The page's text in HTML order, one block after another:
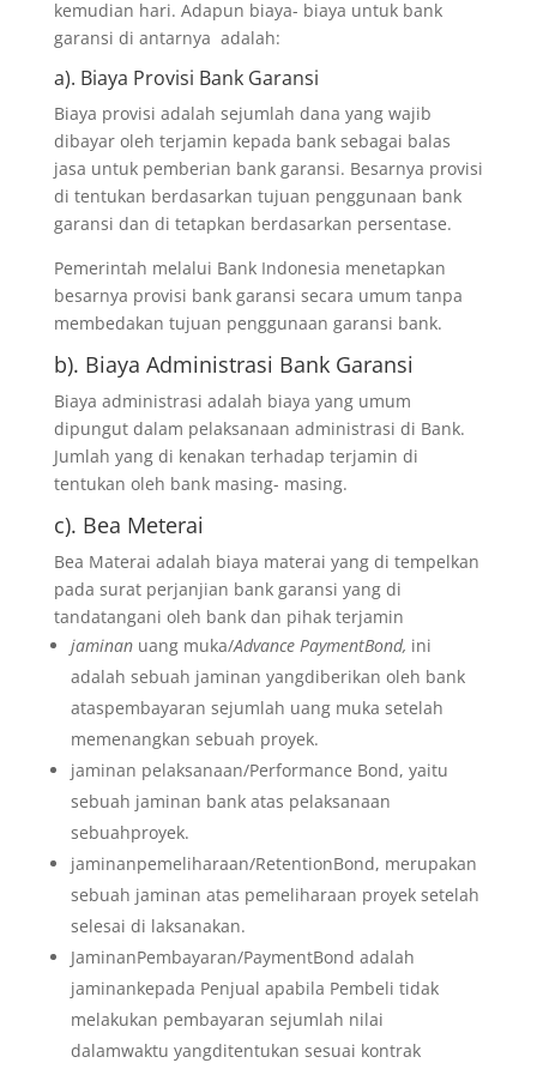
kemudian hari. Adapun biaya- biaya untuk bank
garansi di antarnya adalah:
a). Biaya Provisi Bank Garansi
Biaya provisi adalah sejumlah dana yang wajib
dibayar oleh terjamin kepada bank sebagai balas
jasa untuk pemberian bank garansi. Besarnya provisi
di tentukan berdasarkan tujuan penggunaan bank
garansi dan di tetapkan berdasarkan persentase.
Pemerintah melalui Bank Indonesia menetapkan
besarnya provisi bank garansi secara umum tanpa
membedakan tujuan penggunaan garansi bank.
b). Biaya Administrasi Bank Garansi
Biaya administrasi adalah biaya yang umum
dipungut dalam pelaksanaan administrasi di Bank.
Jumlah yang di kenakan terhadap terjamin di
tentukan oleh bank masing- masing.
c). Bea Meterai
Bea Materai adalah biaya materai yang di tempelkan
pada surat perjanjian bank garansi yang di
tandatangani oleh bank dan pihak terjamin
jaminan uang muka/Advance PaymentBond, ini
adalah sebuah jaminan yangdiberikan oleh bank
ataspembayaran sejumlah uang muka setelah
memenangkan sebuah proyek.
jaminan pelaksanaan/Performance Bond, yaitu
sebuah jaminan bank atas pelaksanaan
sebuahproyek.
jaminanpemeliharaan/RetentionBond, merupakan
sebuah jaminan atas pemeliharaan proyek setelah
selesai di laksanakan.
JaminanPembayaran/PaymentBond adalah
jaminankepada Penjual apabila Pembeli tidak
melakukan pembayaran sejumlah nilai
dalamwaktu yangditentukan sesuai kontrak